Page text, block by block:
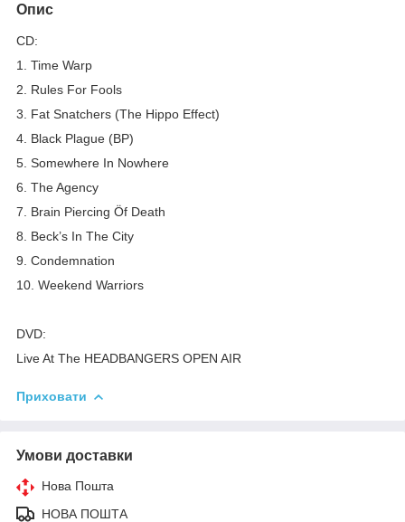
Опис
CD:
1. Time Warp
2. Rules For Fools
3. Fat Snatchers (The Hippo Effect)
4. Black Plague (BP)
5. Somewhere In Nowhere
6. The Agency
7. Brain Piercing Öf Death
8. Beck’s In The City
9. Condemnation
10. Weekend Warriors
DVD:
Live At The HEADBANGERS OPEN AIR
Приховати
Умови доставки
Нова Пошта
НОВА ПОШТА